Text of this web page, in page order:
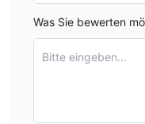
Was Sie bewerten
Bitte eingeben...